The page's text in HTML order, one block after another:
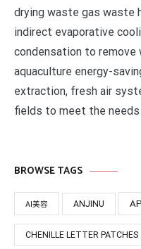
drying waste gas waste
indirect evaporative
condensation to remove
aquaculture energy-
extraction, fresh air
fields to meet the
BROWSE TAGS
AI美容 ANJINU
CHENILLE LETTER PATCHES